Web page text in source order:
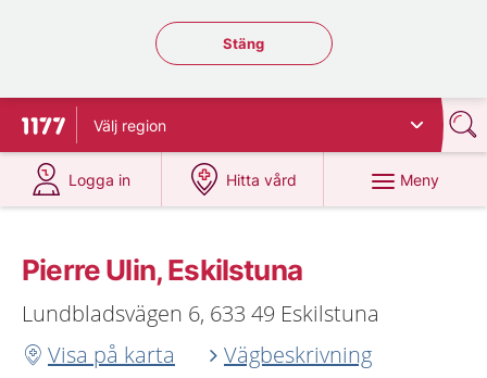
Stäng regionsväljaren
Stäng
Till startsidan för 1177
Välj region
Logga in
på 1177.se
Hitta vård
på 1177.se
Meny
Pierre Ulin, Eskilstuna
Lundbladsvägen 6, 633 49 Eskilstuna
Visa på karta
Vägbeskrivning